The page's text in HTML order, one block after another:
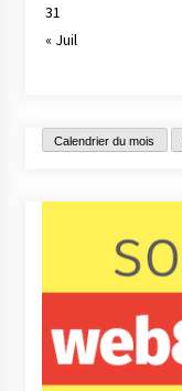
31
« Juil
Calendrier du mois